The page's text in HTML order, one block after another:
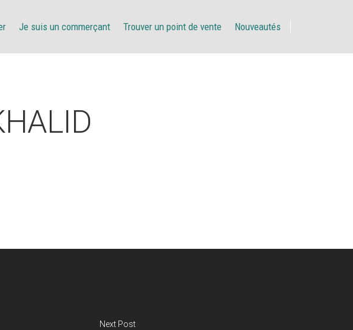
Je suis un commerçant Trouver un point de vente Nouveautés
Next Post